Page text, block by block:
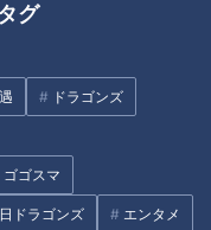
グ
ドラゴンズ
ゴゴスマ
ドラゴンズ エンタメ
のプロに聞く、距離が
×石井のデララバ】生放